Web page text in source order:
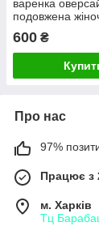
варенка
подовжена
600 ₴
Про нас
97%
Працює з
м. Харків
Тц